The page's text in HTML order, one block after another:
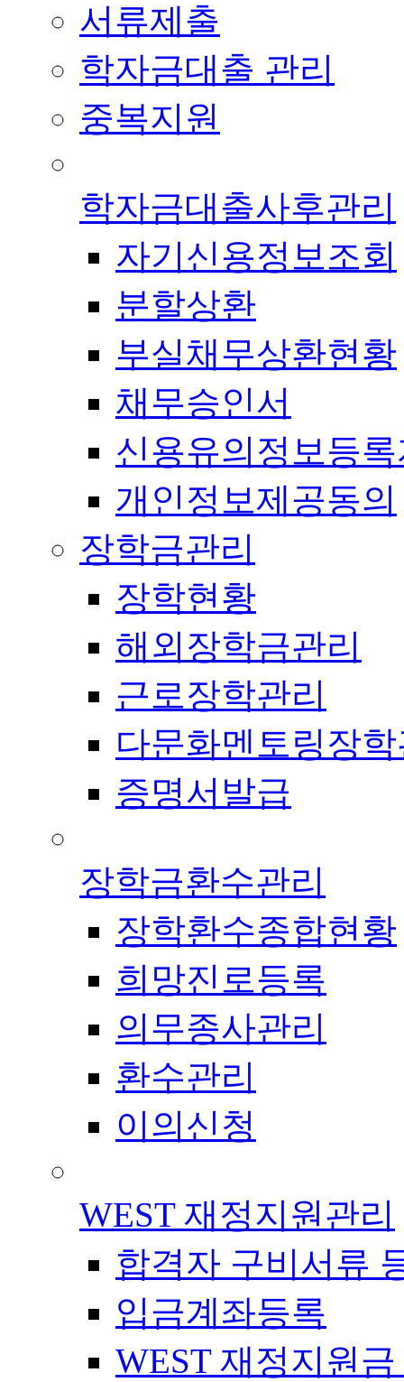
서류제출
학자금대출 관리
중복지원
학자금대출사후관리
자기신용정보조회
분할상환
부실채무상환현황
채무승인서
신용유의정보등
개인정보제공동의
장학금관리
장학현황
해외장학금관리
근로장학관리
다문화멘토링장
증명서발급
장학금환수관리
장학환수종합현황
희망진로등록
의무종사관리
환수관리
이의신청
WEST 재정지원관리
합격자 구비서류
입금계좌등록
WEST 재정지원